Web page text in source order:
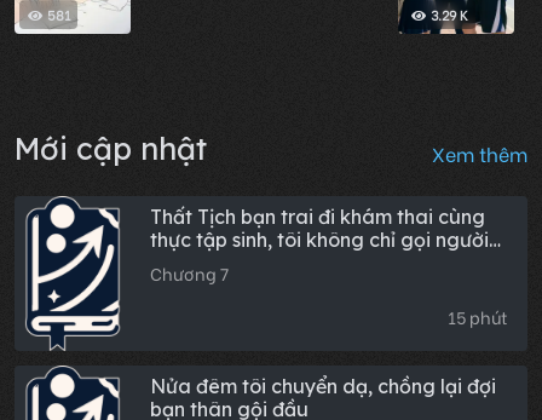
581 3.29 K
Mới cập nhật Xem thêm
Thất Tịch bạn trai đi khám thai cùng
thực tập sinh, tôi không chỉ gọi người
đến "sưởi ấm" mà còn dạy anh ta cách
bù đắp
Chương 7
15 phút
Nửa đêm tôi chuyển dạ, chồng lại đợi
bạn thân gội đầu